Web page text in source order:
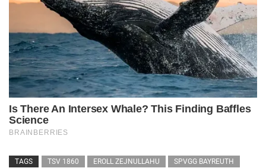
TAGS TSV 1860 EROLL ZEJNULLAHU SPVGG BAYREUTH